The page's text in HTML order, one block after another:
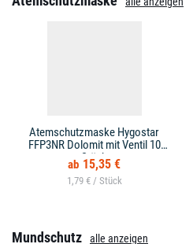
Atemschutzmaske Hygostar
FFP3NR Dolomit mit Ventil 10
Stück
15,35 €
1,79 € /
Mundschutz alle anzeigen